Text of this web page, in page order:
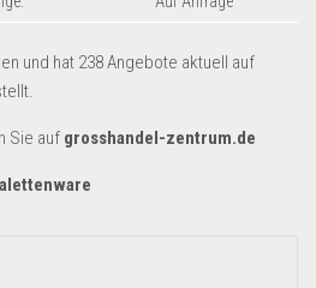
und hat 238 Angebote aktuell auf
Sie auf grosshandel-zentrum.de